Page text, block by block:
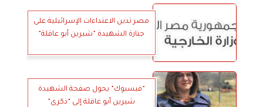
مصر تدين الاعتداءات الإسرائيلية على
جنازة الشهيدة ”شيرين أبو عاقلة”
”فيسبوك” يحول صفحة الشهيدة
شيرين أبو عاقلة إلى ”ذكرى”